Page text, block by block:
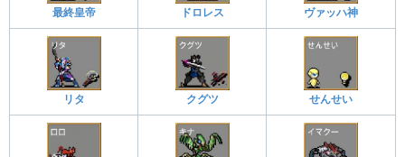
最終皇帝 ドロレス ヴァッハ神
リタ クグツ せんせい